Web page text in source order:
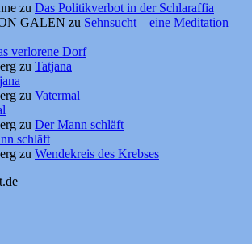
zu Das Politikverbot in der Schlaraffia
GALEN zu Sehnsucht – eine Meditation
verlorene Dorf
zu Tatjana
zu Vatermal
zu Der Mann schläft
schläft
zu Wendekreis des Krebses